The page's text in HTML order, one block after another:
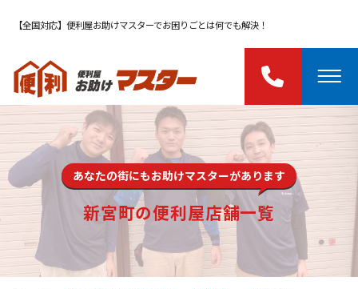
【全国対応】便利屋お助けマスターでお困りごとは何でも解決！
あなたの街にもお助けマスターがあります
新宮町の便利屋店舗一覧